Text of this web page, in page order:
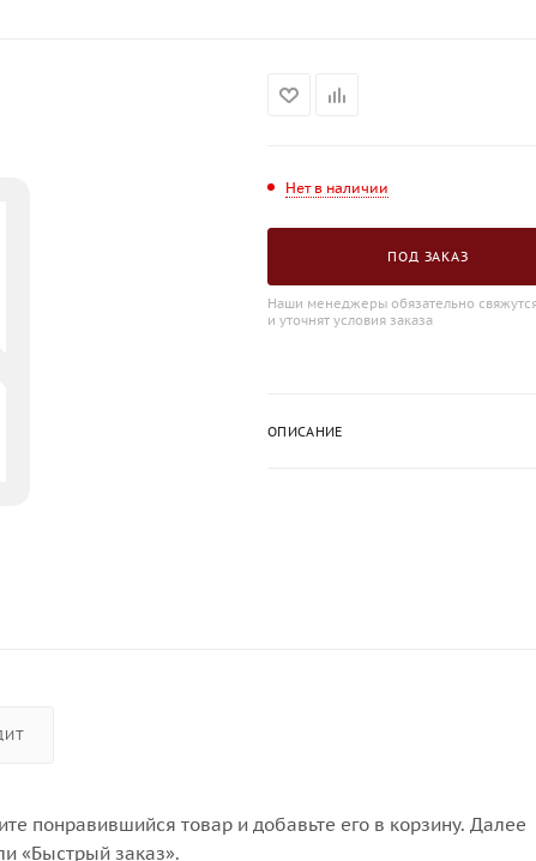
Нет в наличии
ПОД ЗАКАЗ
Наши менеджеры обязательно
и уточнят условия заказа
ОПИСАНИЕ
понравившийся товар и добавьте его в корзину. Далее
«Быстрый заказ».